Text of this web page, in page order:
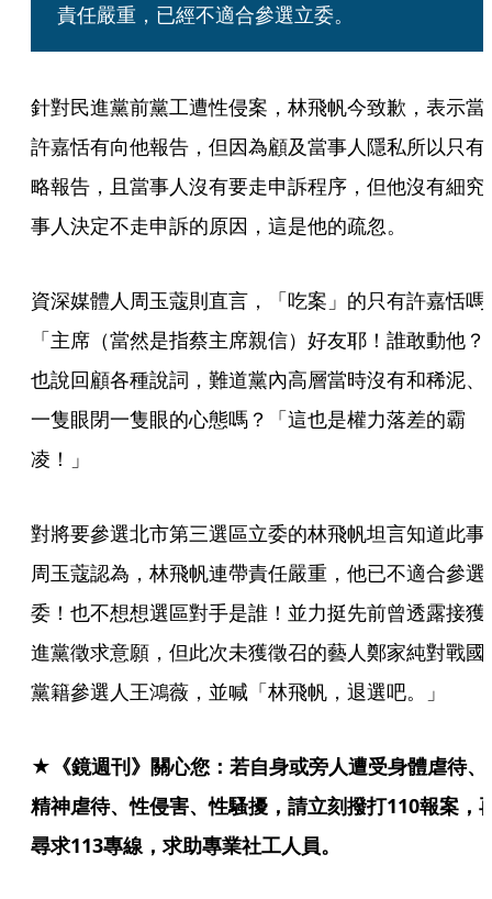
責任嚴重，已經不適合參選立委。
針對民進黨前黨工遭性侵案，林飛帆今致歉，表示當
許嘉恬有向他報告，但因為顧及當事人隱私所以只有
略報告，且當事人沒有要走申訴程序，但他沒有細究
事人決定不走申訴的原因，這是他的疏忽。
資深媒體人周玉蔻則直言，「吃案」的只有許嘉恬嗎
「主席（當然是指蔡主席親信）好友耶！誰敢動他？
也說回顧各種說詞，難道黨內高層當時沒有和稀泥、
一隻眼閉一隻眼的心態嗎？「這也是權力落差的霸
凌！」
對將要參選北市第三選區立委的林飛帆坦言知道此事
周玉蔻認為，林飛帆連帶責任嚴重，他已不適合參選
委！也不想想選區對手是誰！並力挺先前曾透露接獲
進黨徵求意願，但此次未獲徵召的藝人鄭家純對戰國
黨籍參選人王鴻薇，並喊「林飛帆，退選吧。」
★《鏡週刊》關心您：若自身或旁人遭受身體虐待、
精神虐待、性侵害、性騷擾，請立刻撥打110報案，
尋求113專線，求助專業社工人員。